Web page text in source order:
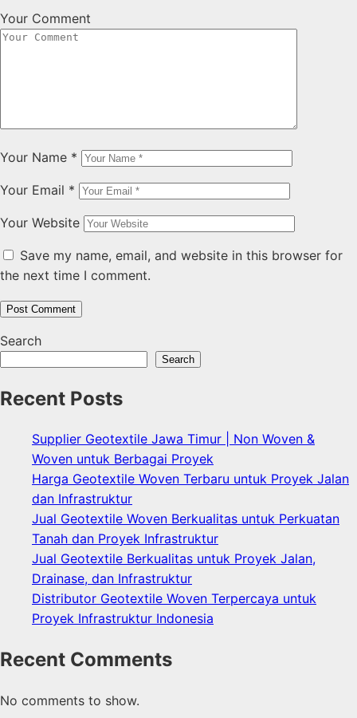
Your Comment
Your Name *
Your Email *
Your Website
Save my name, email, and website in this browser for
the next time I comment.
Search
Search
Recent Posts
Supplier Geotextile Jawa Timur | Non Woven &
Woven untuk Berbagai Proyek
Harga Geotextile Woven Terbaru untuk Proyek Jalan
dan Infrastruktur
Jual Geotextile Woven Berkualitas untuk Perkuatan
Tanah dan Proyek Infrastruktur
Jual Geotextile Berkualitas untuk Proyek Jalan,
Drainase, dan Infrastruktur
Distributor Geotextile Woven Terpercaya untuk
Proyek Infrastruktur Indonesia
Recent Comments
No comments to show.